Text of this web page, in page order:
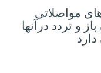
مواصلاتی
باز و تردد درآنها